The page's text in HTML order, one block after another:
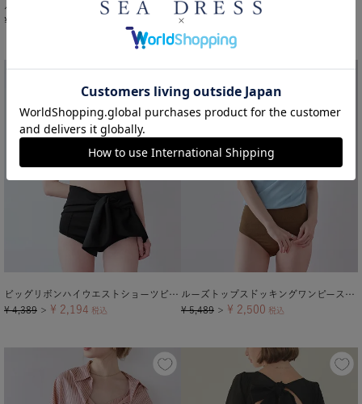
バックリボンセットアップ/水着
¥
¥
ビッグリボンハイウエストショーツビキニ/水着
¥ 4,389 ＞ ¥ 2,194 税込
ルーズトップスドッキングワンピース/水着
¥ 5,489 ＞ ¥ 2,500 税込